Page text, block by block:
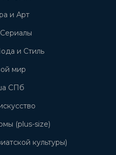
и Арт
и Стиль
мир
СПб
(plus-size)
культуры)